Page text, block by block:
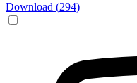
Download (294)